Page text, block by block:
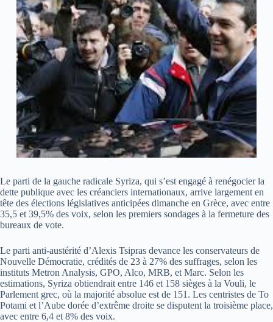
Le parti de la gauche radicale Syriza, qui s’est engagé à renégocier la
dette publique avec les créanciers internationaux, arrive largement en
tête des élections législatives anticipées dimanche en Grèce, avec entre
35,5 et 39,5% des voix, selon les premiers sondages à la fermeture des
bureaux de vote.
Le parti anti-austérité d’Alexis Tsipras devance les conservateurs de
Nouvelle Démocratie, crédités de 23 à 27% des suffrages, selon les
instituts Metron Analysis, GPO, Alco, MRB, et Marc. Selon les
estimations, Syriza obtiendrait entre 146 et 158 sièges à la Vouli, le
Parlement grec, où la majorité absolue est de 151. Les centristes de To
Potami et l’Aube dorée d’extrême droite se disputent la troisième place,
avec entre 6,4 et 8% des voix.